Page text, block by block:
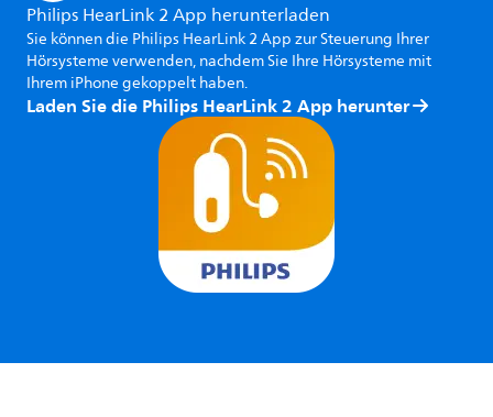
Philips HearLink 2 App herunterladen
Sie können die Philips HearLink 2 App zur Steuerung Ihrer
Hörsysteme verwenden, nachdem Sie Ihre Hörsysteme mit
Ihrem iPhone gekoppelt haben.
Laden Sie die Philips HearLink 2 App herunter